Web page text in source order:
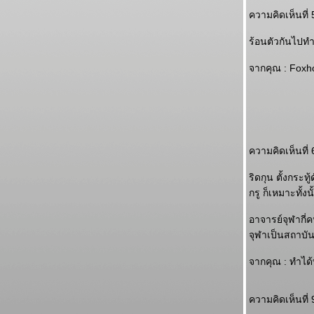
ความคิดเห็นที่
ร้อนตัวกันไปท
จากคุณ :
ความคิดเห็นที่
ริดกุน ตั้งกระทู้
กรู ก็เหมาะทั้ง
อาจารย์จุฬากี่
จุฬาเป็นสถาบั
จากคุณ : ทำได้
ความคิดเห็นที่